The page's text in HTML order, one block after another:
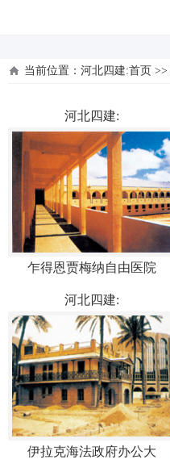
当前位置： 河北四建:首页 >>
河北四建:
乍得恩贾梅纳自由医院
河北四建:
伊拉克海法政府办公大